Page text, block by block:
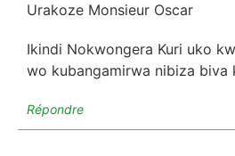
Urakoze Monsieur Oscar
Ikindi Nokwongera Kuri uko
wo kubangamirwa nibiza biva
Répondre